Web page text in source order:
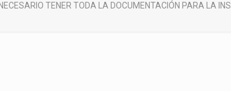
TENER TODA LA DOCUMENTACIÓN PARA LA